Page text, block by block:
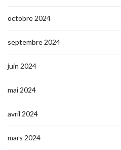
octobre 2024
septembre 2024
juin 2024
mai 2024
avril 2024
mars 2024